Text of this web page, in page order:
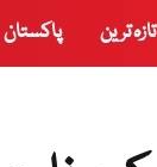
تازہ ترین پاکستان